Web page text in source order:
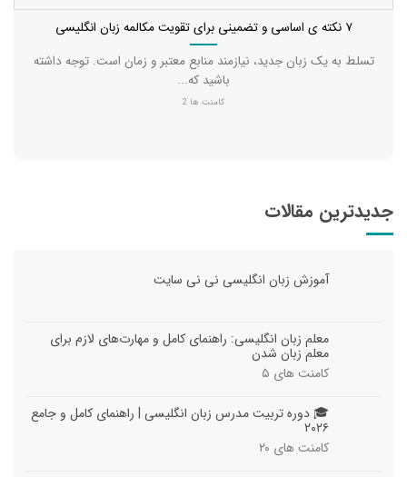
جدیدترین مقالات
آموزش زبان انگلیسی نی نی سایت
معلم زبان انگلیسی: راهنمای کامل و مهارت‌های لازم برای
معلم زبان شدن
کامنت های ۵
🎓 دوره تربیت مدرس زبان انگلیسی | راهنمای کامل و جامع
۲۰۲۶
کامنت های ۲۰
۷ نکته ی اساسی و تضمینی برای تقویت مکالمه زبان انگلیسی
تسلط به یک زبان جدید، نیازمند منابع معتبر و زمان است. توجه داشته
باشید که...
کامنت ها 2